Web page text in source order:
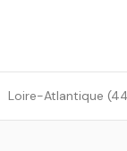
Loire-Atlantique